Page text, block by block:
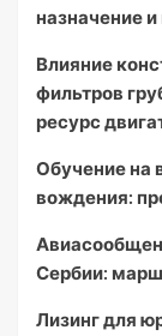
назначение
Влияние
фильтров
ресурс
Обучение на
вождения:
Сербии:
Лизинг для